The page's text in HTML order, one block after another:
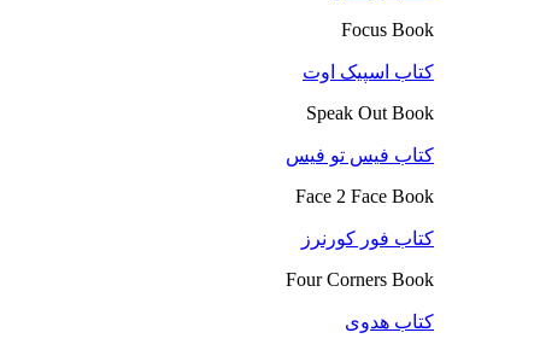
Focus Book
کتاب اسپیک اوت
Speak Out Book
کتاب فیس تو فیس
Face 2 Face Book
کتاب فور کورنرز
Four Corners Book
کتاب هدوی